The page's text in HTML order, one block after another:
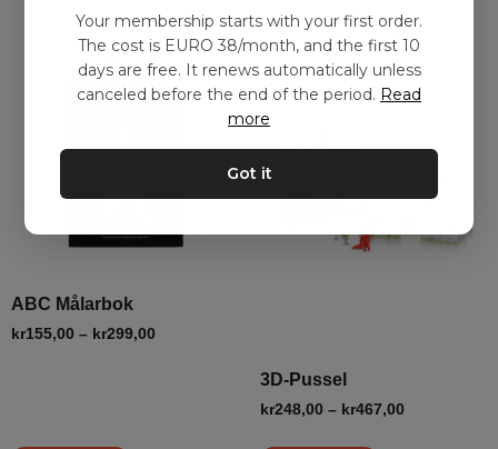
ABC Målarbok
kr155,00 – kr299,00
3D-Pussel
kr248,00 – kr467,00
Your membership starts with your first order.
The cost is EURO 38/month, and the first 10
days are free. It renews automatically unless
canceled before the end of the period. Read
more
Got it